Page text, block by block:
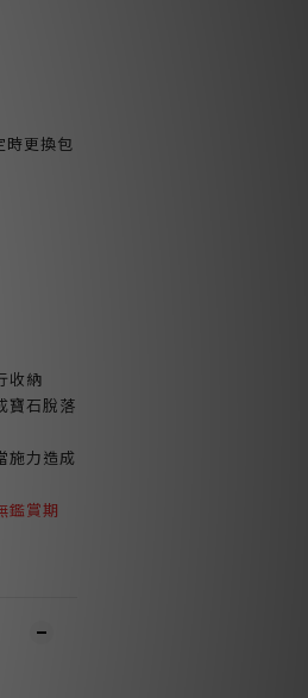
更換包
收納
寶石脫落
施力造成
鑑賞期